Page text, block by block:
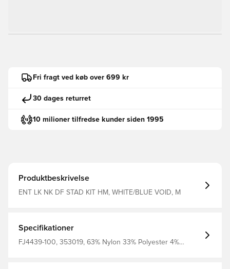
Fri fragt ved køb over 699 kr
30 dages returret
10 milioner tilfredse kunder siden 1995
Produktbeskrivelse
ENT LK NK DF STAD KIT HM, WHITE/BLUE VOID, M
Specifikationer
FJ4439-100, 353019, 63% Nylon 33% Polyester 4%